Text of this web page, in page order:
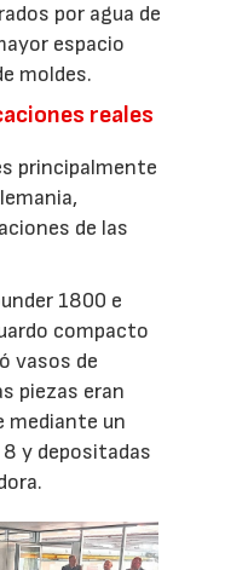
por agua de
espacio
moldes.
reales
principalmente
de las
1800 e
compacto
vasos de
piezas eran
un
y depositadas